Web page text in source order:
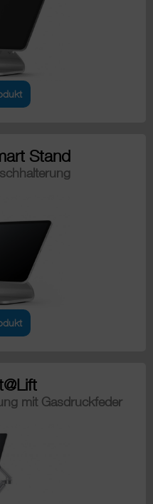
Stand
mit Gasdruckfeder